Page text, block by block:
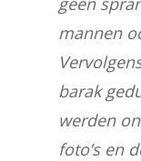
mannen
barak
werden
foto’s en